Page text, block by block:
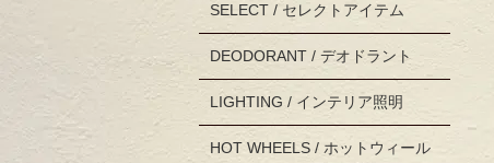
SELECT / セレクトアイテム
DEODORANT / デオドラント
LIGHTING / インテリア照明
HOT WHEELS / ホットウィール